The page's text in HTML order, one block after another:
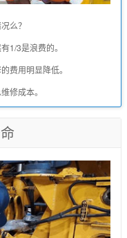
么？
1/3是浪费的。
费用明显降低。
修成本。